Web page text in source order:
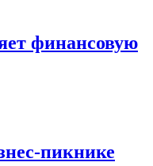
финансовую
пикнике